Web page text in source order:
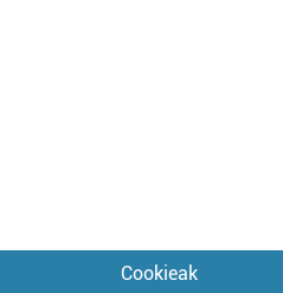
Cookieak